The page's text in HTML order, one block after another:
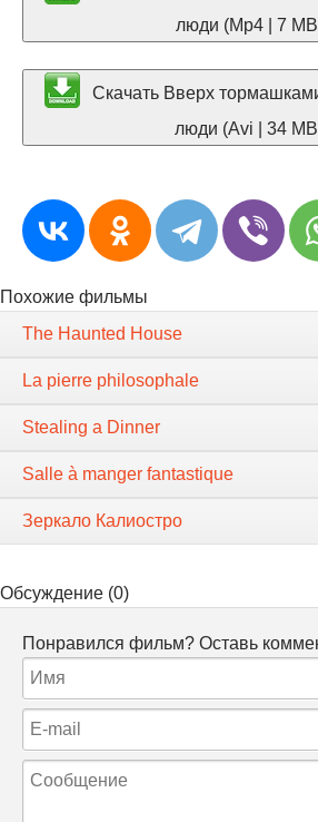
люди (Mp4 | 7
Скачать Вверх
люди (Avi | 34
Похожие фильмы
The Haunted House
La pierre philosophale
Stealing a Dinner
Salle à manger fantastique
Зеркало Калиостро
Обсуждение (0)
Понравился фильм? Оставь